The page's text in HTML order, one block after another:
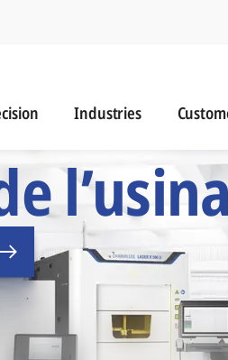
Industries
-